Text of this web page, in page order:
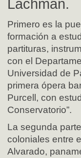
Lachman.
Primero es la
formación a
partituras,
con el
Universidad de
primera ópera
Purcell, con
Conservatorio”.
La segunda
coloniales entre
Alvarado,